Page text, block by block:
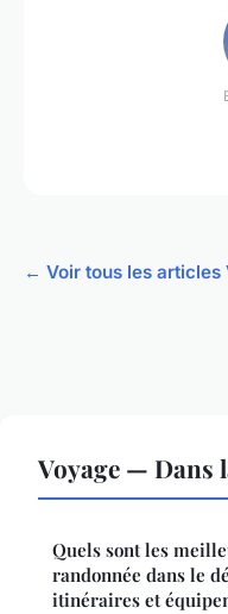
← Voir tous les articles
Voyage — Dans
Quels sont les
randonnée dans le
itinéraires et